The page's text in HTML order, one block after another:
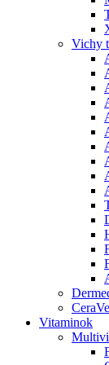
Vichy
CeraVe
Vitaminok